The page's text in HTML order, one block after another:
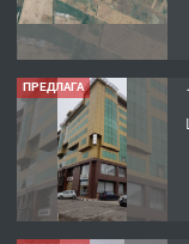
ПРЕДЛАГА